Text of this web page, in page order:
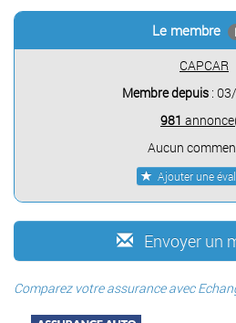
Le membre
CAPCAR
Membre depuis :
981
Aucun
Ajouter une
Envoyer un
Comparez votre assurance avec